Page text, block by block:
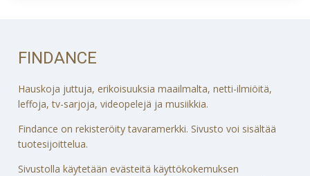
FINDANCE
Hauskoja juttuja, erikoisuuksia maailmalta, netti-ilmiöitä,
leffoja, tv-sarjoja, videopelejä ja musiikkia.
Findance on rekisteröity tavaramerkki. Sivusto voi sisältää
tuotesijoittelua.
Sivustolla käytetään evästeitä käyttökokemuksen